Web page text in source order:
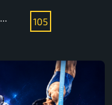
... 105